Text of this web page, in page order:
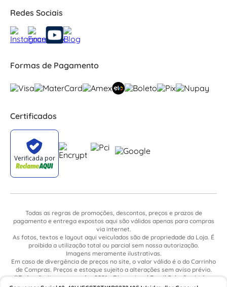
Redes Sociais
Formas de Pagamento
Certificados
Todas as regras de promoções, descontos, preços e prazos de
pagamento e entrega expostos aqui são válidos apenas para compras
via internet.
As fotos, textos e layout aqui veiculados são de propriedade da Loja. É
proibida a utilização total ou parcial sem nossa autorização.
Imagens meramente ilustrativas.
Em caso de divergência de preços no site, o valor válido é o do Carrinho
de Compras. Preços e estoque sujeito a alterações sem aviso prévio.
©Todos direitos reservados 2021 - Dimensional Brasil Soluções Ltda. -